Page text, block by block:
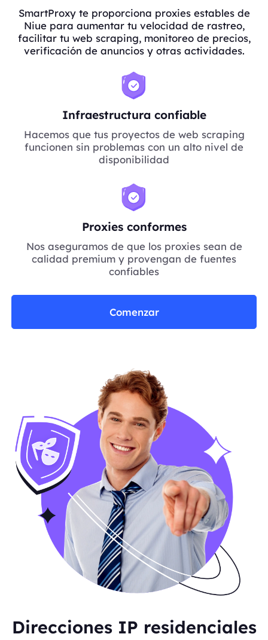
SmartProxy te proporciona proxies estables de
Niue para aumentar tu velocidad de rastreo,
facilitar tu web scraping, monitoreo de precios,
verificación de anuncios y otras actividades.
Infraestructura confiable
Hacemos que tus proyectos de web scraping
funcionen sin problemas con un alto nivel de
disponibilidad
Proxies conformes
Nos aseguramos de que los proxies sean de
calidad premium y provengan de fuentes
confiables
Comenzar
Direcciones IP residenciales